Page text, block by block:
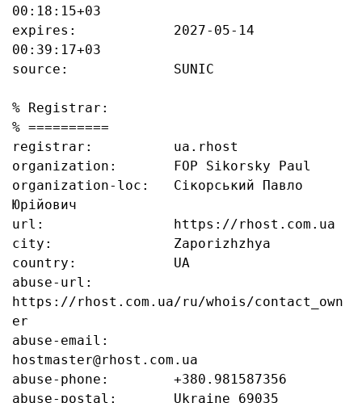
00:18:15+03
expires:            2027-05-14
00:39:17+03
source:             SUNIC
% Registrar:
% ==========
registrar:          ua.rhost
organization:       FOP Sikorsky Paul
organization-loc:   Сікорський Павло
Юрійович
url:                https://rhost.com.ua
city:               Zaporizhzhya
country:            UA
abuse-url:
https://rhost.com.ua/ru/whois/contact_own
er
abuse-email:
hostmaster@rhost.com.ua
abuse-phone:        +380.981587356
abuse-postal:       Ukraine 69035